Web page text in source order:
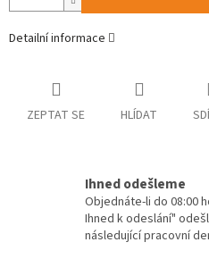
Detailní informace
ZEPTAT SE HLÍDAT
Ihned odešleme
Objednáte-li do 08:00
Ihned k odeslání"
následující pracovní